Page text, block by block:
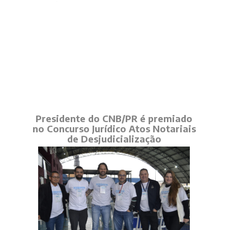
Presidente do CNB/PR é premiado
no Concurso Jurídico Atos Notariais
de Desjudicialização